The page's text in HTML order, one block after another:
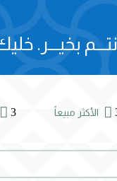
بخيـــر.
 الأكثر مبيعاً 3
